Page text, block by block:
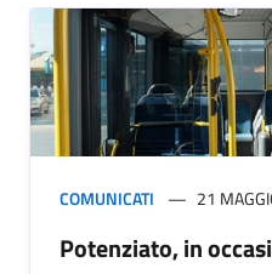
COMUNICATI 21
Potenziato, in